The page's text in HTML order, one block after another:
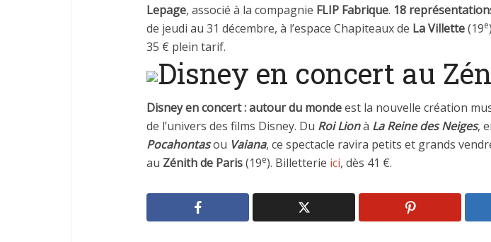
Lepage, associé à la compagnie FLIP Fabrique. 18
de jeudi au 31 décembre, à l’espace Chapiteaux de La Villette(19e
35 € plein tarif.
Disney en concert au
Disney en concert : autour du mondeest la nouvelle création
de l’univers des films Disney. Du Roi Lionà La Reine des Neiges,
Pocahontasou Vaiana, ce spectacle ravira petits et grands
au Zénith de Paris(19e). Billetterie ici, dès 41 €.